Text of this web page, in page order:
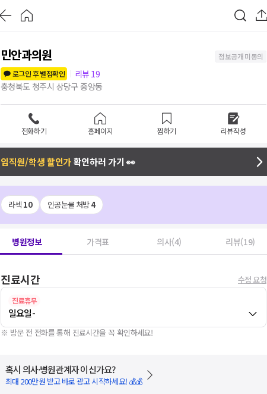
민안과의원
정보공개 미동의
로그인 후 별점확인
리뷰 19
충청북도 청주시 상당구 중앙동
전화하기 홈페이지 찜하기 리뷰작성
임직원/학생 할인가확인하러 가기 👀
라섹 10 인공눈물 처방4
병원정보 가격표 의사(4) 리뷰(19)
진료시간 수정 요청
진료휴무
일요일-
※ 방문 전 전화를 통해 진료시간을 꼭 확인하세요!
혹시 의사·병원관계자 이신가요?
최대 200만원 받고 바로 광고 시작하세요! 💰💰